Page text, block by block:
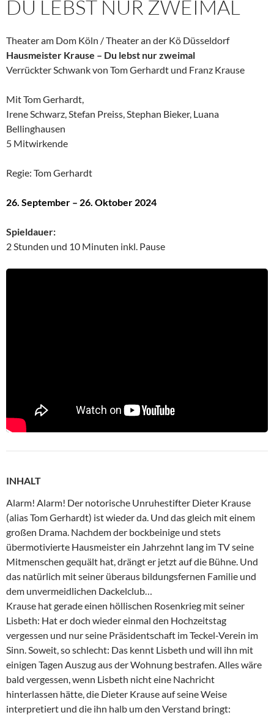
DU LEBST NUR ZWEIMAL
Theater am Dom Köln / Theater an der Kö Düsseldorf
Hausmeister Krause – Du lebst nur zweimal
Verrückter Schwank von Tom Gerhardt und Franz Krause
Mit Tom Gerhardt,
Irene Schwarz, Stefan Preiss, Stephan Bieker, Luana
Bellinghausen
5 Mitwirkende
Regie: Tom Gerhardt
26. September – 26. Oktober 2024
Spieldauer:
2 Stunden und 10 Minuten inkl. Pause
INHALT
Alarm! Alarm! Der notorische Unruhestifter Dieter Krause
(alias Tom Gerhardt) ist wieder da. Und das gleich mit einem
großen Drama. Nachdem der bockbeinige und stets
übermotivierte Hausmeister ein Jahrzehnt lang im TV seine
Mitmenschen gequält hat, drängt er jetzt auf die Bühne. Und
das natürlich mit seiner überaus bildungsfernen Familie und
dem unvermeidlichen Dackelclub…
Krause hat gerade einen höllischen Rosenkrieg mit seiner
Lisbeth: Hat er doch wieder einmal den Hochzeitstag
vergessen und nur seine Präsidentschaft im Teckel-Verein im
Sinn. Soweit, so schlecht: Das kennt Lisbeth und will ihn mit
einigen Tagen Auszug aus der Wohnung bestrafen. Alles wäre
bald vergessen, wenn Lisbeth nicht eine Nachricht
hinterlassen hätte, die Dieter Krause auf seine Weise
interpretiert und die ihn halb um den Verstand bringt: